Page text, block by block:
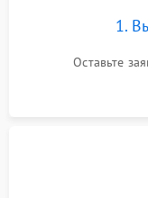
1.
Оставьте